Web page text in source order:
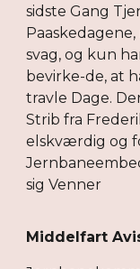
sidste Gang
svag, og kun
bevirke-de, at
travle Dage.
Strib fra
elskværdig og
sig Venner
Middelfart